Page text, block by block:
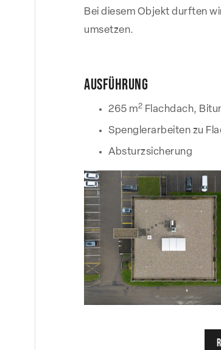
Bei diesem Objekt durften
umsetzen.
Ausführung
265 m2 Flachdach,
Spenglerarbeiten zu
Absturzsicherung